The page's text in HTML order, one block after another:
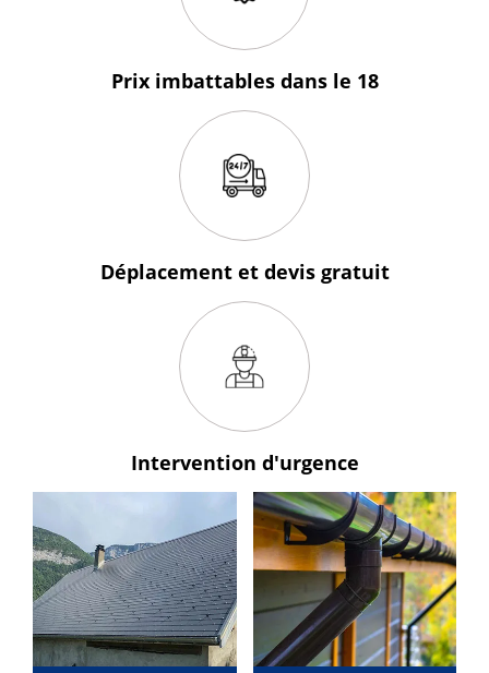
Prix imbattables dans le 18
Déplacement et devis gratuit
Intervention d'urgence